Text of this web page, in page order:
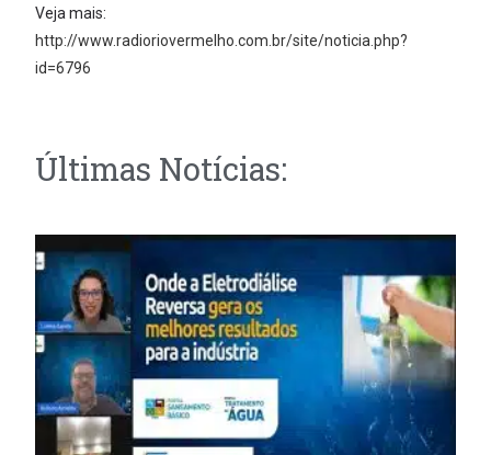
Veja mais:
http://www.radioriovermelho.com.br/site/noticia.php?
id=6796
Últimas Notícias: